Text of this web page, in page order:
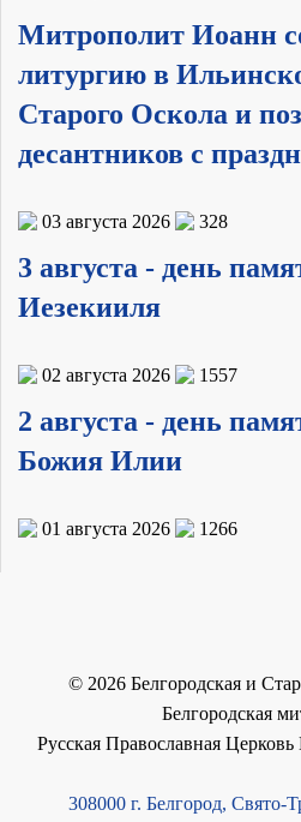
Митрополит Иоанн
литургию в
Старого Оскола и
десантников с
03 августа 2026 328
3 августа - день
Иезекииля
02 августа 2026 1557
2 августа - день
Божия Илии
01 августа 2026 1266
© 2026Белгородская и
Белгородская
Русская Православная
308000 г. Белгород, Свято-